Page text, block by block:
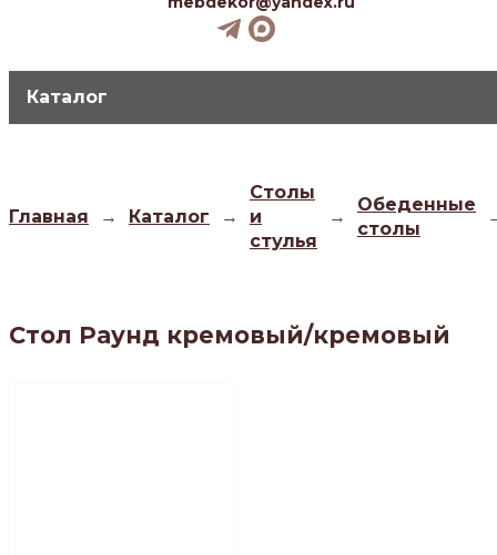
Каталог
Главная → Каталог →
Столы
и
стулья
→
Обеденные
столы
Стол Раунд кремовый/кремовый